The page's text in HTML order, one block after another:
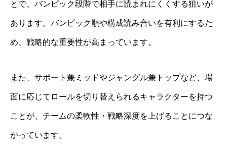
とで、バンピック段階で相手に読まれにくくする狙いが
あります。バンピック順や構成読み合いを有利にするた
め、戦略的な重要性が高まっています。
また、サポート兼ミッドやジャングル兼トップなど、場
面に応じてロールを切り替えられるキャラクターを持つ
ことが、チームの柔軟性・戦略深度を上げることにつな
がっています。